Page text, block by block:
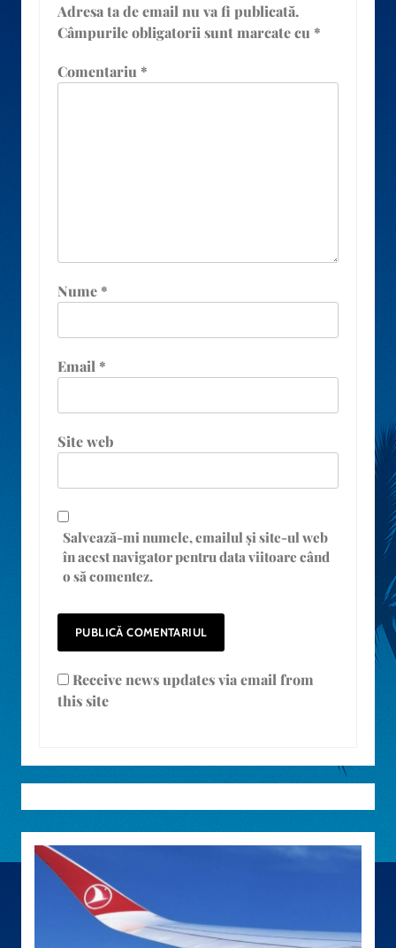
Adresa ta de email nu va fi publicată.
Câmpurile obligatorii sunt marcate cu *
Comentariu *
Nume *
Email *
Site web
Salvează-mi numele, emailul și site-ul web
în acest navigator pentru data viitoare când
o să comentez.
Receive news updates via email from
this site